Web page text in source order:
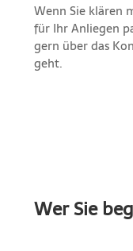
Wenn Sie klären
für Ihr Anliegen
gern über das
geht.
Wer Sie